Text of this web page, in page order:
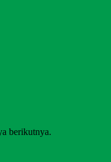
berikutnya.